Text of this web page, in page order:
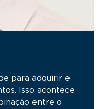
para adquirir e
Isso acontece
entre o